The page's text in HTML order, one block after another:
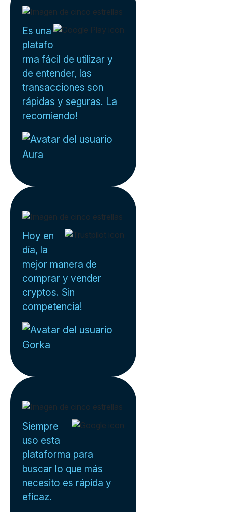
Es una
platafo
rma fácil de utilizar y
de entender, las
transacciones son
rápidas y seguras. La
recomiendo!
Aura
Hoy en
día, la
mejor manera de
comprar y vender
cryptos. Sin
competencia!
Gorka
Siempre
uso esta
plataforma para
buscar lo que más
necesito es rápida y
eficaz.